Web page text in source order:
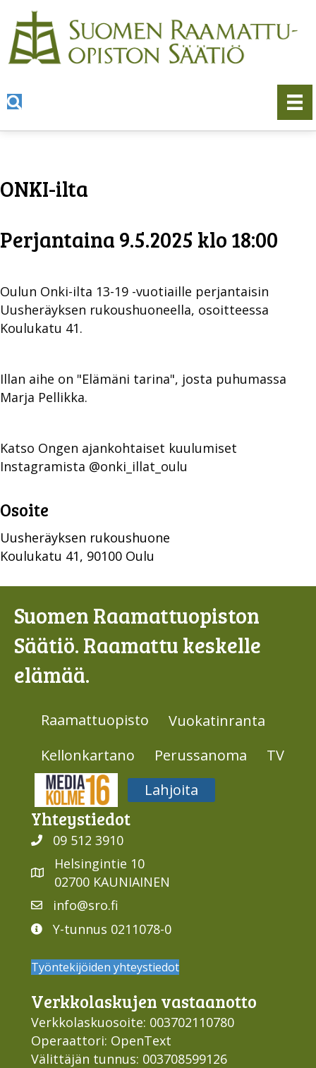
ONKI-ilta
Perjantaina 9.5.2025 klo 18:00
Oulun Onki-ilta 13-19 -vuotiaille perjantaisin
Uusheräyksen rukoushuoneella, osoitteessa
Koulukatu 41.
Illan aihe on "Elämäni tarina", josta puhumassa
Marja Pellikka.
Katso Ongen ajankohtaiset kuulumiset
Instagramista @onki_illat_oulu
Osoite
Uusheräyksen rukoushuone
Koulukatu 41, 90100 Oulu
Suomen Raamattuopiston
Säätiö. Raamattu keskelle
elämää.
Raamattuopisto
Vuokatinranta
Kellonkartano
Perussanoma
TV
Media316
Lahjoita
Yhteys­tiedot
09 512 3910
Helsingintie 10
02700 KAUNIAINEN
info@sro.fi
Y-tunnus 0211078-0
Työntekijöiden yhteystiedot
Verkko­laskujen vastaan­otto
Verkkolaskuosoite: 003702110780
Operaattori: OpenText
Välittäjän tunnus: 003708599126